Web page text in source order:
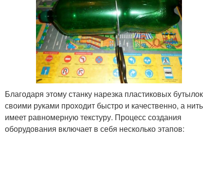
Бордюр из
пластиковых бутылок
Пластиковые цвета
бутылок
Бутылки на ленты
Благодаря этому станку нарезка пластиковых бутылок
своими руками проходит быстро и качественно, а нить
имеет равномерную текстуру. Процесс создания
оборудования включает в себя несколько этапов: